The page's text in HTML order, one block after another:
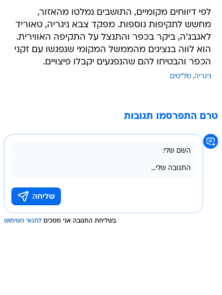
לפי דיווחים מקומיים, התושבים נמלטו מהאזור,
מחשש לתקיפות נוספות. מפקד צבא ניגריה, טאוריד
לאגבג'ה, ביקר בכפר והתנצל על התקיפה האווירית.
הוא לווה בנציגים מהממשל המקומי שנפגשו עם זקני
הכפר והבטיחו להם שהנפגעים יקבלו פיצויים.
ניגריה מל"טים
טרם התפרסמו תגובות
בשליחת התגובה אני מסכים לתנאי השימוש